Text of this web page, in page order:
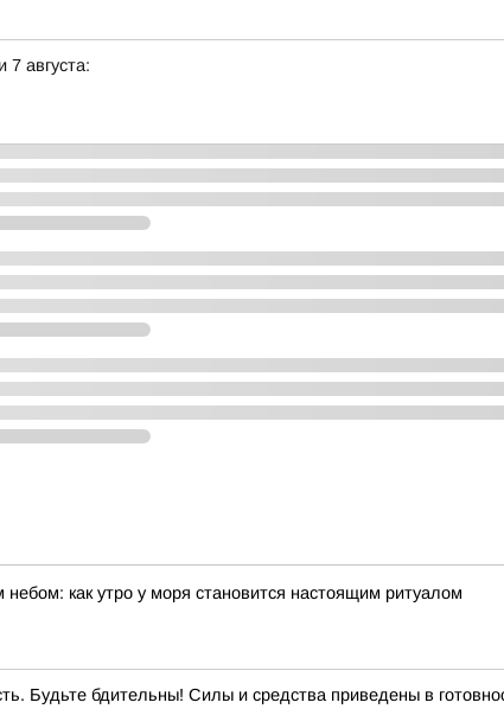
7 августа:
небом: как утро у моря становится настоящим ритуалом
Будьте бдительны! Силы и средства приведены в